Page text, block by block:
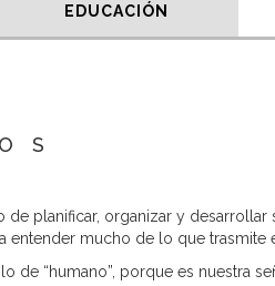
EDUCACIÓN
planificar, organizar y desarrollar
mucho de lo que trasmite
“humano”, porque es nuestra